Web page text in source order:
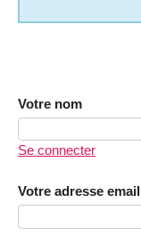
Votre nom
Se connecter
Votre adresse email